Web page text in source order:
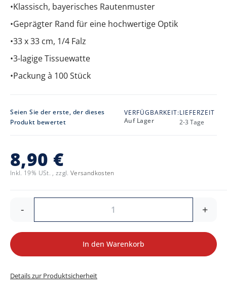
•Klassisch, bayerisches Rautenmuster
•Geprägter Rand für eine hochwertige Optik
•33 x 33 cm, 1/4 Falz
•3-lagige Tissuewatte
•Packung à 100 Stück
Seien Sie der erste, der dieses
Produkt bewertet
VERFÜGBARKEIT:
Auf Lager
LIEFERZEIT
2-3 Tage
8,90 €
Inkl. 19% USt. , zzgl.Versandkosten
- +
In den Warenkorb
Details zur Produktsicherheit